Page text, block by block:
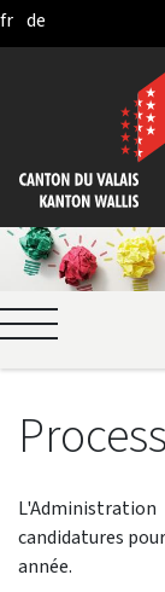
Skip to Main
fr de
candidatures
année.